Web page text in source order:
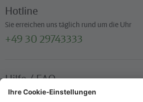
Hotline
Sie erreichen uns täglich rund um die Uhr
+49 30 29743333
Hilfe / FAQ
Die wichtigsten Antworten und